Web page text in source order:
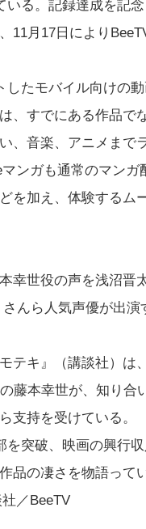
いる。記録達成を記
11月17日により
たモバイル向けの
、すでにある作品で
、音楽、アニメまで
ンガも通常のマン
を加え、体験する
幸世役の声を浅沼
んら人気声優が出
テキ』（講談社）は
藤本幸世が、知り
支持を受けている。
突破、映画の興行
品の凄さを物語ってい
／BeeTV